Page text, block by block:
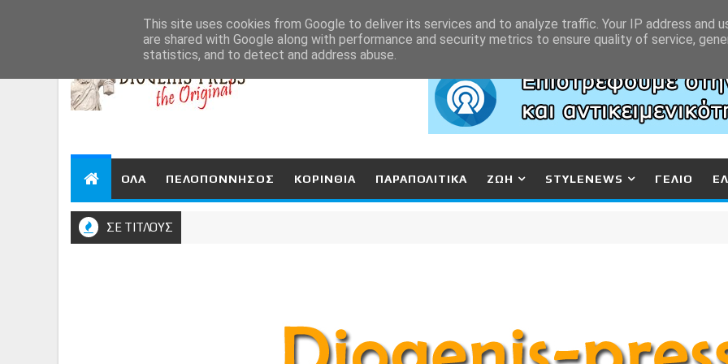
ΟΛΑ ΠΕΛΟΠΟΝΝΗΣΟΣ ΚΟΡΙΝΘΙΑ ΠΑΡΑΠΟΛΙΤΙΚΑ ΖΩΗ STYLENEWS ΓΕΛΙΟ
ΣΕ ΤΙΤΛΟΥΣ
This site uses cookies from Google to deliver its services and to analyze traffic. Your IP address and
are shared with Google along with performance and security metrics to ensure quality of service,
statistics, and to detect and address abuse.